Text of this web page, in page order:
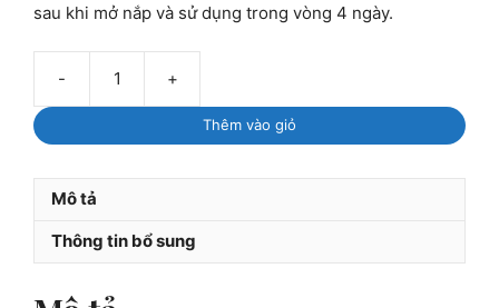
sau khi mở nắp và sử dụng trong vòng 4 ngày.
-
hạt
ngũ
Balance
+
Thêm vào giỏ
Mô tả
Thông tin bổ sung